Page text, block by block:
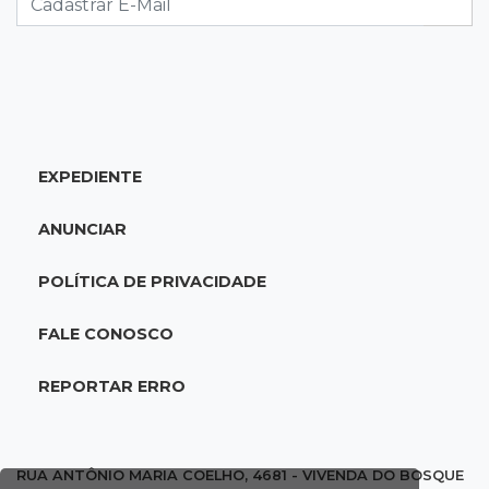
07:29Ivinhema
de suspensão de concurso
07:18 Tempo
Carvalho viram achados em Bazar de Cincão
EXPEDIENTE
ANUNCIAR
POLÍTICA DE PRIVACIDADE
FALE CONOSCO
REPORTAR ERRO
RUA ANTÔNIO MARIA COELHO, 4681 - VIVENDA DO BOSQUE